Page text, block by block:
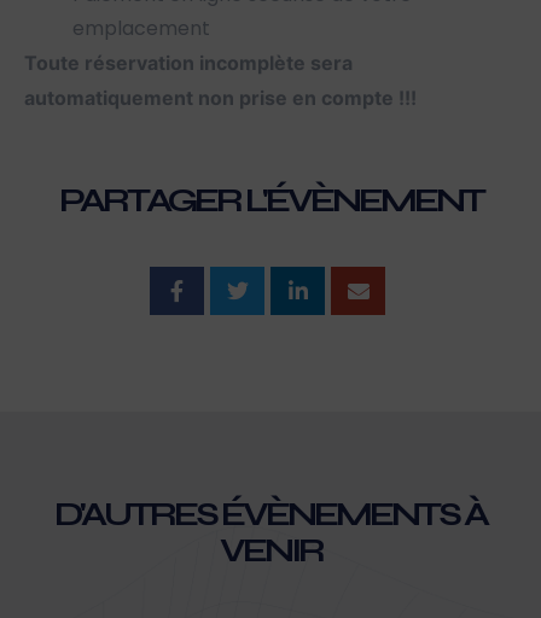
emplacement
Toute réservation incomplète sera
automatiquement non prise en compte !!!
PARTAGER L'ÉVÈNEMENT
D'AUTRES ÉVÈNEMENTS À
VENIR